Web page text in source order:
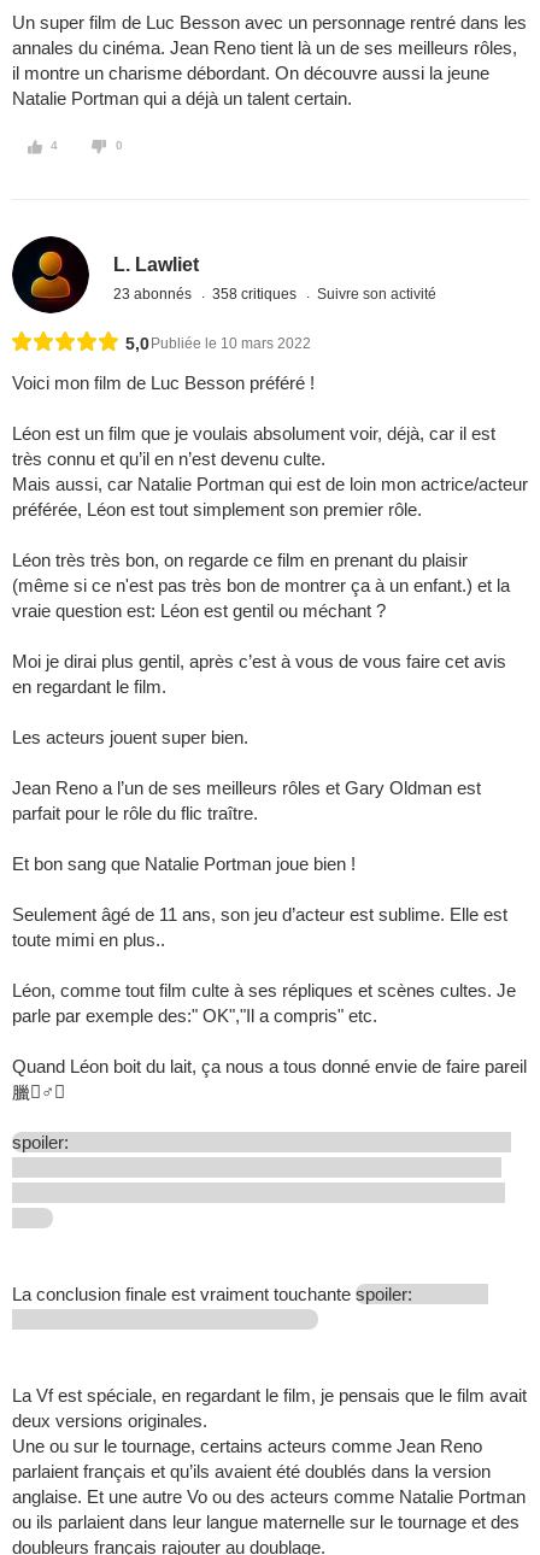
Un super film de Luc Besson avec un personnage rentré dans les
annales du cinéma. Jean Reno tient là un de ses meilleurs rôles,
il montre un charisme débordant. On découvre aussi la jeune
Natalie Portman qui a déjà un talent certain.
4 0
L. Lawliet
23 abonnés 358 critiques Suivre son activité
5,0 Publiée le 10 mars 2022
Voici mon film de Luc Besson préféré !
Léon est un film que je voulais absolument voir, déjà, car il est
très connu et qu’il en n’est devenu culte.
Mais aussi, car Natalie Portman qui est de loin mon actrice/acteur
préférée, Léon est tout simplement son premier rôle.
Léon très très bon, on regarde ce film en prenant du plaisir
(même si ce n'est pas très bon de montrer ça à un enfant.) et la
vraie question est: Léon est gentil ou méchant ?
Moi je dirai plus gentil, après c’est à vous de vous faire cet avis
en regardant le film.
Les acteurs jouent super bien.
Jean Reno a l’un de ses meilleurs rôles et Gary Oldman est
parfait pour le rôle du flic traître.
Et bon sang que Natalie Portman joue bien !
Seulement âgé de 11 ans, son jeu d’acteur est sublime. Elle est
toute mimi en plus..
Léon, comme tout film culte à ses répliques et scènes cultes. Je
parle par exemple des:" OK","Il a compris" etc.
Quand Léon boit du lait, ça nous a tous donné envie de faire pareil
臘‍♂️
spoiler:
La conclusion finale est vraiment touchante spoiler:
La Vf est spéciale, en regardant le film, je pensais que le film avait
deux versions originales.
Une ou sur le tournage, certains acteurs comme Jean Reno
parlaient français et qu’ils avaient été doublés dans la version
anglaise. Et une autre Vo ou des acteurs comme Natalie Portman
ou ils parlaient dans leur langue maternelle sur le tournage et des
doubleurs français rajouter au doublage.